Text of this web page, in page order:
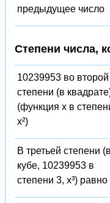
предыдущее число
Степени числа,
10239953 во второй
степени (в
(функция x в
x²)
В третьей степени (в
кубе, 10239953 в
степени 3, x³) равно